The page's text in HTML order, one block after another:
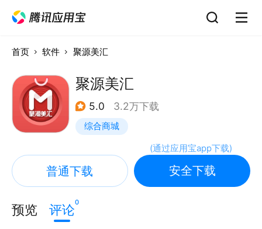
首页 软件 聚源美汇
聚源美汇
5.0 3.2万下载
综合商城
(通过应用宝app下载)
普通下载 安全下载
预览 评论0